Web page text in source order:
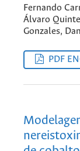
Fernando
Álvaro
Gonzales,
PDF